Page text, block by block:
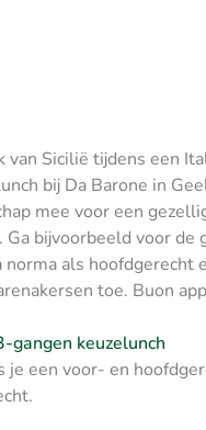
van Sicilië tijdens een
bij Da Barone in
mee voor een
Ga bijvoorbeeld voor de
norma als hoofdgerecht
toe. Buon
gangen keuzelunch
je een voor- en